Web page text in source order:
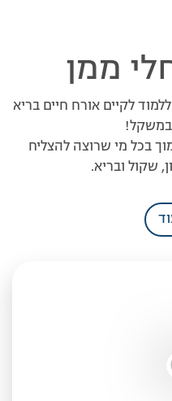
ממן
לקיים אורח חיים בריא
במשקל!
בכל מי שרוצה להצליח
שקול ובריא.